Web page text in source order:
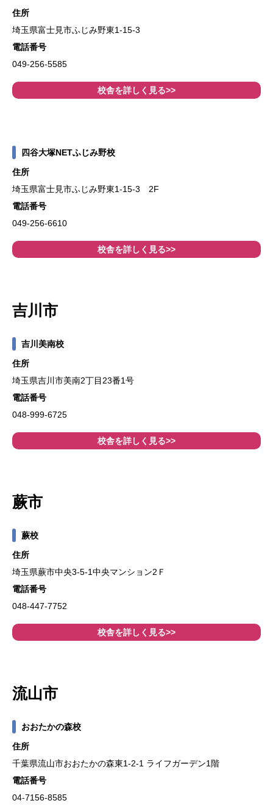
住所
埼玉県富士見市ふじみ野東1-15-3
電話番号
049-256-5585
校舎を詳しく見る>>
四谷大塚NETふじみ野校
住所
埼玉県富士見市ふじみ野東1-15-3 2F
電話番号
049-256-6610
校舎を詳しく見る>>
吉川市
吉川美南校
住所
埼玉県吉川市美南2丁目23番1号
電話番号
048‐999-6725
校舎を詳しく見る>>
蕨市
蕨校
住所
埼玉県蕨市中央3-5-1中央マンション2Ｆ
電話番号
048-447-7752
校舎を詳しく見る>>
流山市
おおたかの森校
住所
千葉県流山市おおたかの森東1-2-1 ライフガーデン1階
電話番号
04-7156-8585